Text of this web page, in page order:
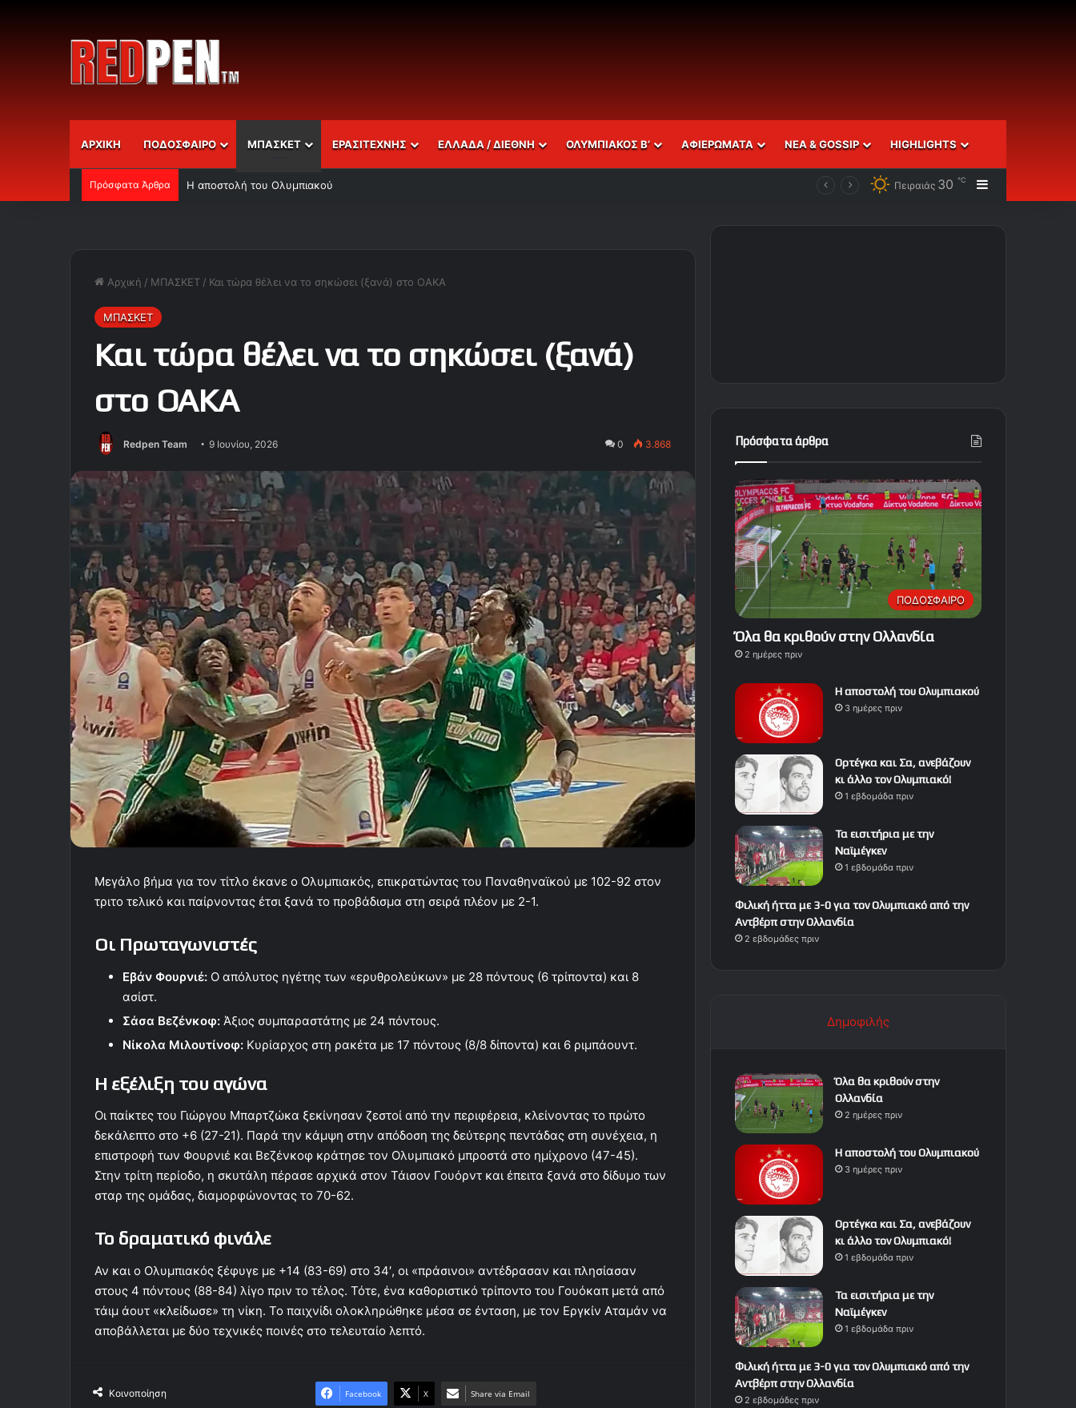
ΑΡΧΙΚΗ ΠΟΔΟΣΦΑΙΡΟ ΜΠΑΣΚΕΤ ΕΡΑΣΙΤΕΧΝΗΣ ΕΛΛΑΔΑ / ΔΙΕΘΝΗ ΟΛΥΜΠΙΑΚΟΣ Β’ ΑΦΙΕΡΩΜΑΤΑ ΝΕΑ & GOSSIP HIGHLIGHTS
Πρόσφατα Άρθρα Η αποστολή του Ολυμπιακού Πειραιάς 30 ℃ Sidebar
Αρχική / ΜΠΑΣΚΕΤ / Και τώρα θέλει να το σηκώσει (ξανά) στο ΟΑΚΑ
ΜΠΑΣΚΕΤ
Και τώρα θέλει να το σηκώσει (ξανά)
στο ΟΑΚΑ
Redpen Team 9 Ιουνίου, 2026 0 3.868
Μεγάλο βήμα για τον τίτλο έκανε ο Ολυμπιακός, επικρατώντας του Παναθηναϊκού με 102-92 στον
τριτο τελικό και παίρνοντας έτσι ξανά το προβάδισμα στη σειρά πλέον με 2-1.
Οι Πρωταγωνιστές
Εβάν Φουρνιέ: Ο απόλυτος ηγέτης των «ερυθρολεύκων» με 28 πόντους (6 τρίποντα) και 8
ασίστ.
Σάσα Βεζένκοφ: Άξιος συμπαραστάτης με 24 πόντους.
Νίκολα Μιλουτίνοφ: Κυρίαρχος στη ρακέτα με 17 πόντους (8/8 δίποντα) και 6 ριμπάουντ.
Η εξέλιξη του αγώνα
Οι παίκτες του Γιώργου Μπαρτζώκα ξεκίνησαν ζεστοί από την περιφέρεια, κλείνοντας το πρώτο
δεκάλεπτο στο +6 (27-21). Παρά την κάμψη στην απόδοση της δεύτερης πεντάδας στη συνέχεια, η
επιστροφή των Φουρνιέ και Βεζένκοφ κράτησε τον Ολυμπιακό μπροστά στο ημίχρονο (47-45).
Στην τρίτη περίοδο, η σκυτάλη πέρασε αρχικά στον Τάισον Γουόρντ και έπειτα ξανά στο δίδυμο των
σταρ της ομάδας, διαμορφώνοντας το 70-62.
Το δραματικό φινάλε
Αν και ο Ολυμπιακός ξέφυγε με +14 (83-69) στο 34′, οι «πράσινοι» αντέδρασαν και πλησίασαν
στους 4 πόντους (88-84) λίγο πριν το τέλος. Τότε, ένα καθοριστικό τρίποντο του Γουόκαπ μετά από
τάιμ άουτ «κλείδωσε» τη νίκη. Το παιχνίδι ολοκληρώθηκε μέσα σε ένταση, με τον Εργκίν Αταμάν να
αποβάλλεται με δύο τεχνικές ποινές στο τελευταίο λεπτό.
Κοινοποίηση Facebook X Share via Email
Πρόσφατα άρθρα
ΠΟΔΟΣΦΑΙΡΟ
Όλα θα κριθούν στην Ολλανδία
2 ημέρες πριν
Η αποστολή του Ολυμπιακού
3 ημέρες πριν
Ορτέγκα και Σα, ανεβάζουν
κι άλλο τον Ολυμπιακό!
1 εβδομάδα πριν
Τα εισιτήρια με την
Ναϊμέγκεν
1 εβδομάδα πριν
Φιλική ήττα με 3-0 για τον Ολυμπιακό από την
Αντβέρπ στην Ολλανδία
2 εβδομάδες πριν
Δημοφιλής
Όλα θα κριθούν στην
Ολλανδία
2 ημέρες πριν
Η αποστολή του Ολυμπιακού
3 ημέρες πριν
Ορτέγκα και Σα, ανεβάζουν
κι άλλο τον Ολυμπιακό!
1 εβδομάδα πριν
Τα εισιτήρια με την
Ναϊμέγκεν
1 εβδομάδα πριν
Φιλική ήττα με 3-0 για τον Ολυμπιακό από την
Αντβέρπ στην Ολλανδία
2 εβδομάδες πριν